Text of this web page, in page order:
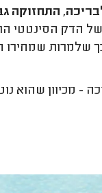
התחזוקה
של הדק הסינטטי
שלמרות שמחירו
- מכיוון